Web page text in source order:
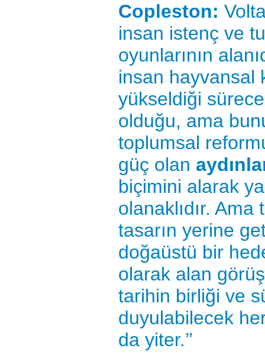
Copleston:
insan istenç ve
oyunlarının
insan hayvansal
yükseldiği
olduğu, ama
toplumsal
güç olan
biçimini alarak
olanaklıdır.
tasarın yerine
doğaüstü bir
olarak alan
tarihin birliği ve
duyulabilecek
da yiter.’’